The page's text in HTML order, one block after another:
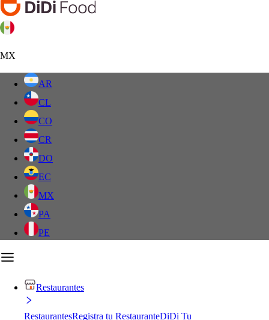
MX
AR
CL
CO
CR
DO
EC
MX
PA
PE
Restaurantes
RestaurantesRegistra tu RestauranteDiDi Tu